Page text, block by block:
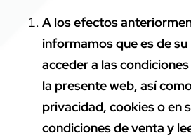
A los efectos
informamos que es de
acceder a las
la presente web, así
privacidad, cookies o en
condiciones de venta y